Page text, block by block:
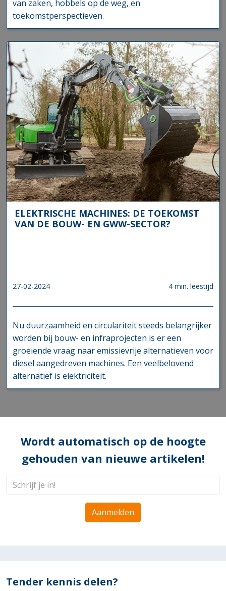
van zaken, hobbels op de weg, en
toekomstperspectieven.
ELEKTRISCHE MACHINES: DE TOEKOMST
VAN DE BOUW- EN GWW-SECTOR?
27-02-2024 4 min. leestijd
Nu duurzaamheid en circulariteit steeds belangrijker
worden bij bouw- en infraprojecten is er een
groeiende vraag naar emissievrije alternatieven voor
diesel aangedreven machines. Een veelbelovend
alternatief is elektriciteit.
Wordt automatisch op de hoogte
gehouden van nieuwe artikelen!
Aanmelden
Tender kennis delen?